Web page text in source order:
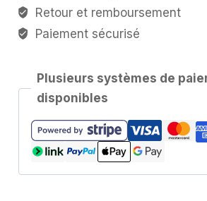
Retour et remboursement
Paiement sécurisé
Plusieurs systèmes de
disponibles